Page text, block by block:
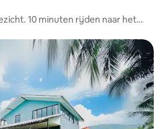
10 minuten rijden naar het